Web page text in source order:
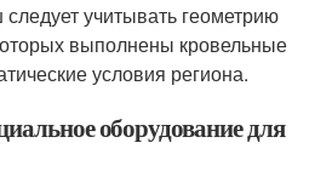
учитывать геометрию
выполнены кровельные
условия региона.
оборудование для